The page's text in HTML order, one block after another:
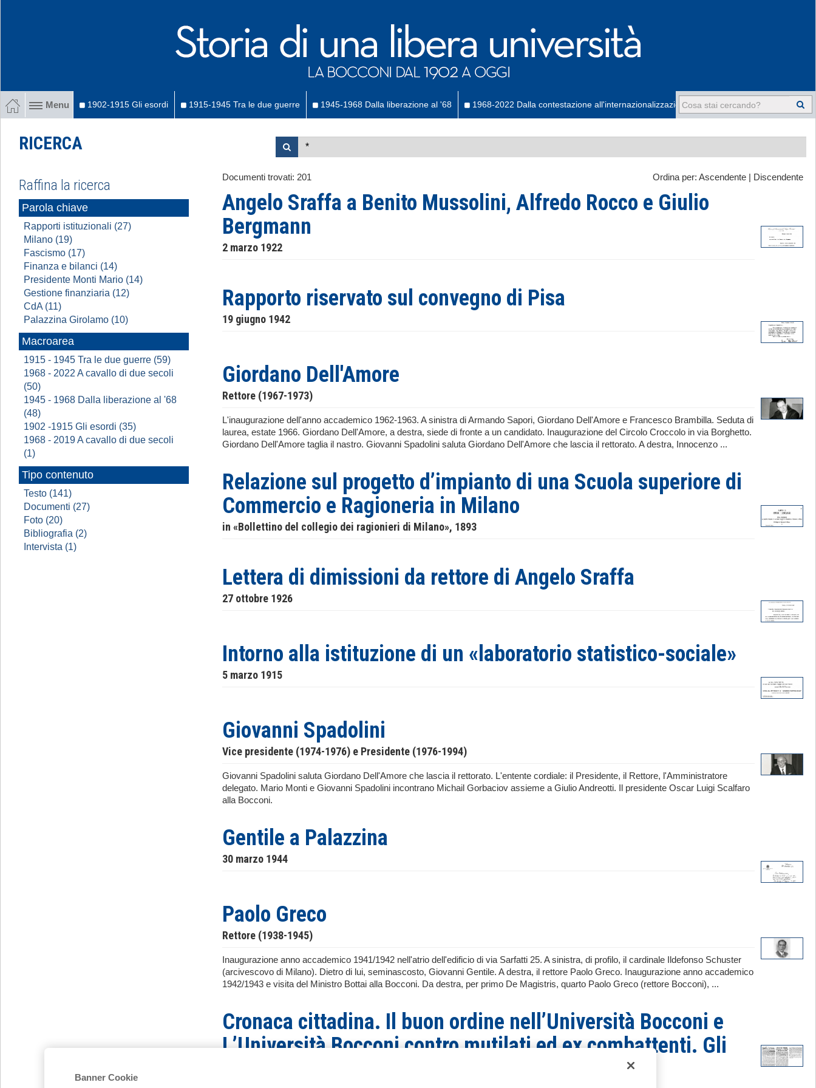
Menu 1902-1915 Gli esordi 1915-1945 Tra le due guerre 1945-1968 Dalla liberazione al '68 1968-2022 Dalla contestazione all'internazionalizzazione -
RICERCA
Ordina per: Ascendente Discendente
Documenti trovati: 201
Angelo Sraffa a Benito Mussolini, Alfredo Rocco e Giulio
Bergmann
2 marzo 1922
Rapporto riservato sul convegno di Pisa
19 giugno 1942
Giordano Dell'Amore
Rettore (1967-1973)
L'inaugurazione dell'anno accademico 1962-1963. A sinistra di Armando Sapori, Giordano Dell'Amore e Francesco Brambilla. Seduta di
laurea, estate 1966. Giordano Dell'Amore, a destra, siede di fronte a un candidato. Inaugurazione del Circolo Croccolo in via Borghetto.
Giordano Dell'Amore taglia il nastro. Giovanni Spadolini saluta Giordano Dell'Amore che lascia il rettorato. A destra, Innocenzo ...
Relazione sul progetto d’impianto di una Scuola superiore di
Commercio e Ragioneria in Milano
in «Bollettino del collegio dei ragionieri di Milano», 1893
Lettera di dimissioni da rettore di Angelo Sraffa
27 ottobre 1926
Intorno alla istituzione di un «laboratorio statistico-sociale»
5 marzo 1915
Giovanni Spadolini
Vice presidente (1974-1976) e Presidente (1976-1994)
Giovanni Spadolini saluta Giordano Dell'Amore che lascia il rettorato. L'entente cordiale: il Presidente, il Rettore, l'Amministratore
delegato. Mario Monti e Giovanni Spadolini incontrano Michail Gorbaciov assieme a Giulio Andreotti. Il presidente Oscar Luigi Scalfaro
alla Bocconi.
Gentile a Palazzina
30 marzo 1944
Paolo Greco
Rettore (1938-1945)
Inaugurazione anno accademico 1941/1942 nell'atrio dell'edificio di via Sarfatti 25. A sinistra, di profilo, il cardinale Ildefonso Schuster
(arcivescovo di Milano). Dietro di lui, seminascosto, Giovanni Gentile. A destra, il rettore Paolo Greco. Inaugurazione anno accademico
1942/1943 e visita del Ministro Bottai alla Bocconi. Da destra, per primo De Magistris, quarto Paolo Greco (rettore Bocconi), ...
Cronaca cittadina. Il buon ordine nell’Università Bocconi e
L’Università Bocconi contro mutilati ed ex combattenti. Gli
Raffina la ricerca
Parola chiave
Rapporti istituzionali (27)
Milano (19)
Fascismo (17)
Finanza e bilanci (14)
Presidente Monti Mario (14)
Gestione finanziaria (12)
CdA (11)
Palazzina Girolamo (10)
Macroarea
1915 - 1945 Tra le due guerre (59)
1968 - 2022 A cavallo di due secoli
(50)
1945 - 1968 Dalla liberazione al '68
(48)
1902 -1915 Gli esordi (35)
1968 - 2019 A cavallo di due secoli
(1)
Tipo contenuto
Testo (141)
Documenti (27)
Foto (20)
Bibliografia (2)
Intervista (1)
Banner Cookie